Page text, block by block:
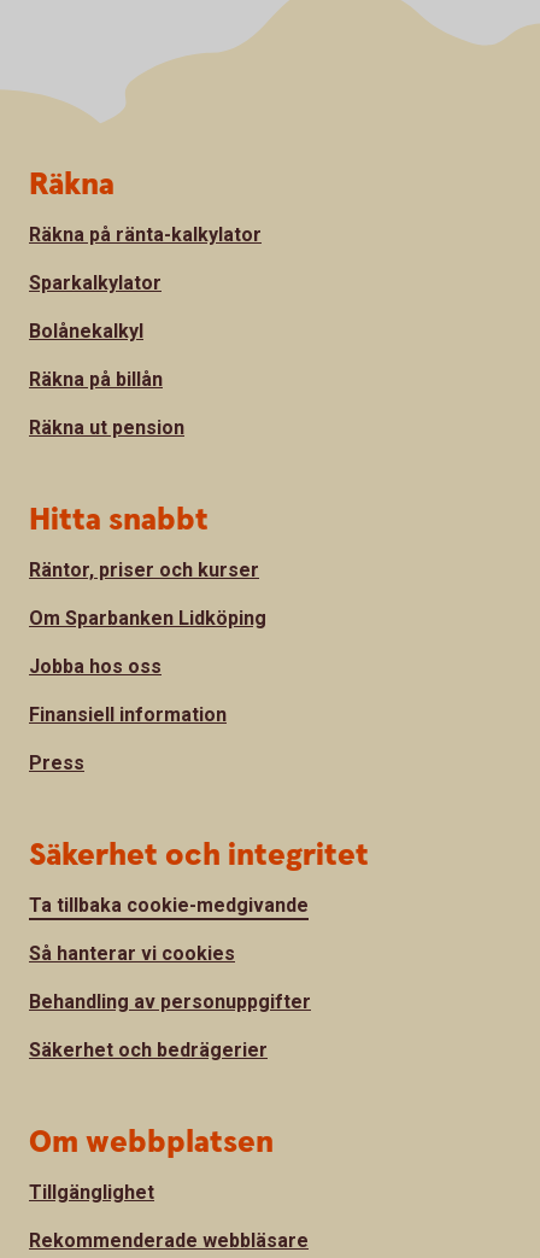
Sidfot
Räkna
Räkna på ränta-kalkylator
Sparkalkylator
Bolånekalkyl
Räkna på billån
Räkna ut pension
Hitta snabbt
Räntor, priser och kurser
Om Sparbanken Lidköping
Jobba hos oss
Finansiell information
Press
Säkerhet och integritet
Ta tillbaka cookie-medgivande
Så hanterar vi cookies
Behandling av personuppgifter
Säkerhet och bedrägerier
Om webbplatsen
Tillgänglighet
Rekommenderade webbläsare